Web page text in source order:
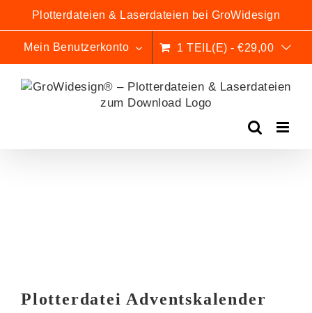
springen
Plotterdateien & Laserdateien bei GroWidesign
Mein Benutzerkonto 1 TEIL(E)- €29,00
Plotterdatei Adventskalender